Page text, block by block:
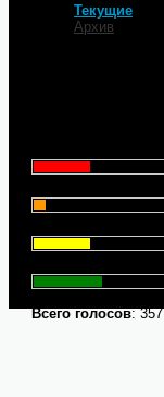
Текущие
Архив
Всего голосов: 357